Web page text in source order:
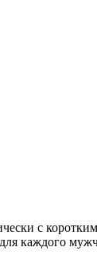
с
каждого